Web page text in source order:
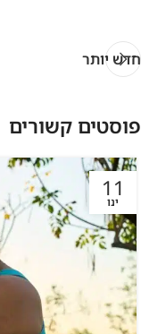
חדש יותר
פוסטים קשורים
11
ינו